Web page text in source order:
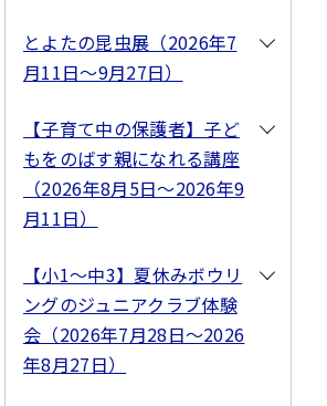
とよたの昆虫展（2026年7
月11日～9月27日）
【子育て中の保護者】⼦ど
もをのばす親になれる講座
（2026年8月5日～2026年9
月11日）
【小1～中3】夏休みボウリ
ングのジュニアクラブ体験
会（2026年7月28日～2026
年8月27日）